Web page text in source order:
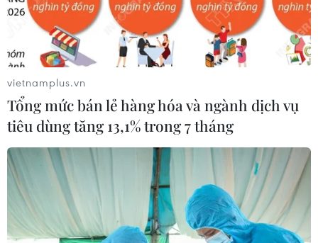
Lượng nước sông Đà phía hạ lưu thủy điện Hòa Bình cạn nước
đã đẩy những ngôi nhà nổi ở xóm vạn chài dưới chân cầu Hòa
Bình 3 thêm xa bờ. (Ảnh: Trọng Đạt/TTXVN)
(TTXVN/Vietnam+)
vietnamplus.vn
Tổng mức bán lẻ hàng hóa và ngành dịch vụ
tiêu dùng tăng 13,1% trong 7 tháng